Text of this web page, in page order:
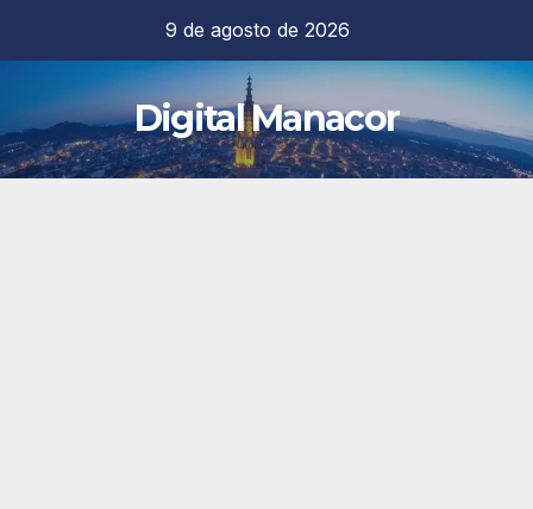
contenido
9 de agosto de 2026
Digital Manacor